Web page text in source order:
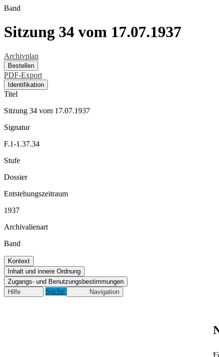
Band
Sitzung 34 vom 17.07.1937
Archivplan
Bestellen
PDF-Export
Identifikation
Titel
Sitzung 34 vom 17.07.1937
Signatur
F.1-1.37.34
Stufe
Dossier
Entstehungszeitraum
1937
Archivalienart
Band
Kontext
Inhalt und innere Ordnung
Zugangs- und Benutzungsbestimmungen
Hilfe
Suche Navigation